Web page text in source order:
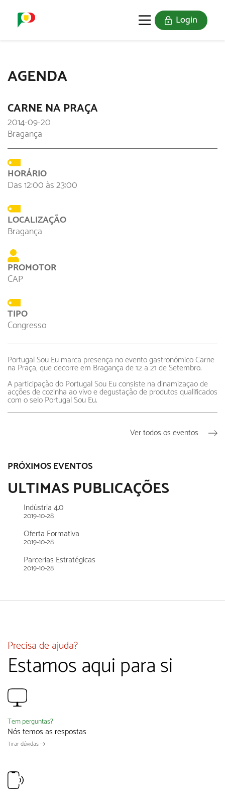
Login
AGENDA
CARNE NA PRAÇA
2014-09-20
Bragança
HORÁRIO
Das 12:00 às 23:00
LOCALIZAÇÃO
Bragança
PROMOTOR
CAP
TIPO
Congresso
Portugal Sou Eu marca presença no evento gastronómico Carne
na Praça, que decorre em Bragança de 12 a 21 de Setembro.
A participação do Portugal Sou Eu consiste na dinamizaçao de
acções de cozinha ao vivo e degustação de produtos qualificados
com o selo Portugal Sou Eu.
Ver todos os eventos
PRÓXIMOS EVENTOS
ULTIMAS PUBLICAÇÕES
Indústria 4.0
2019-10-28
Oferta Formativa
2019-10-28
Parcerias Estratégicas
2019-10-28
Precisa de ajuda?
Estamos aqui para si
Tem perguntas?
Nós temos as respostas
Tirar dúvidas